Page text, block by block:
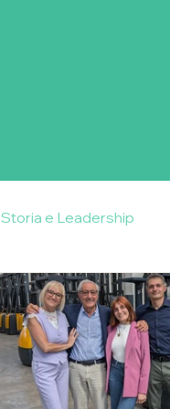
Storia e Leadership